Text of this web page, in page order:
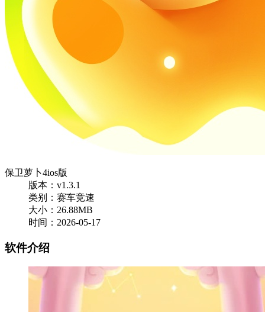
保卫萝卜4ios版
版本：v1.3.1
类别：赛车竞速
大小：26.88MB
时间：2026-05-17
软件介绍